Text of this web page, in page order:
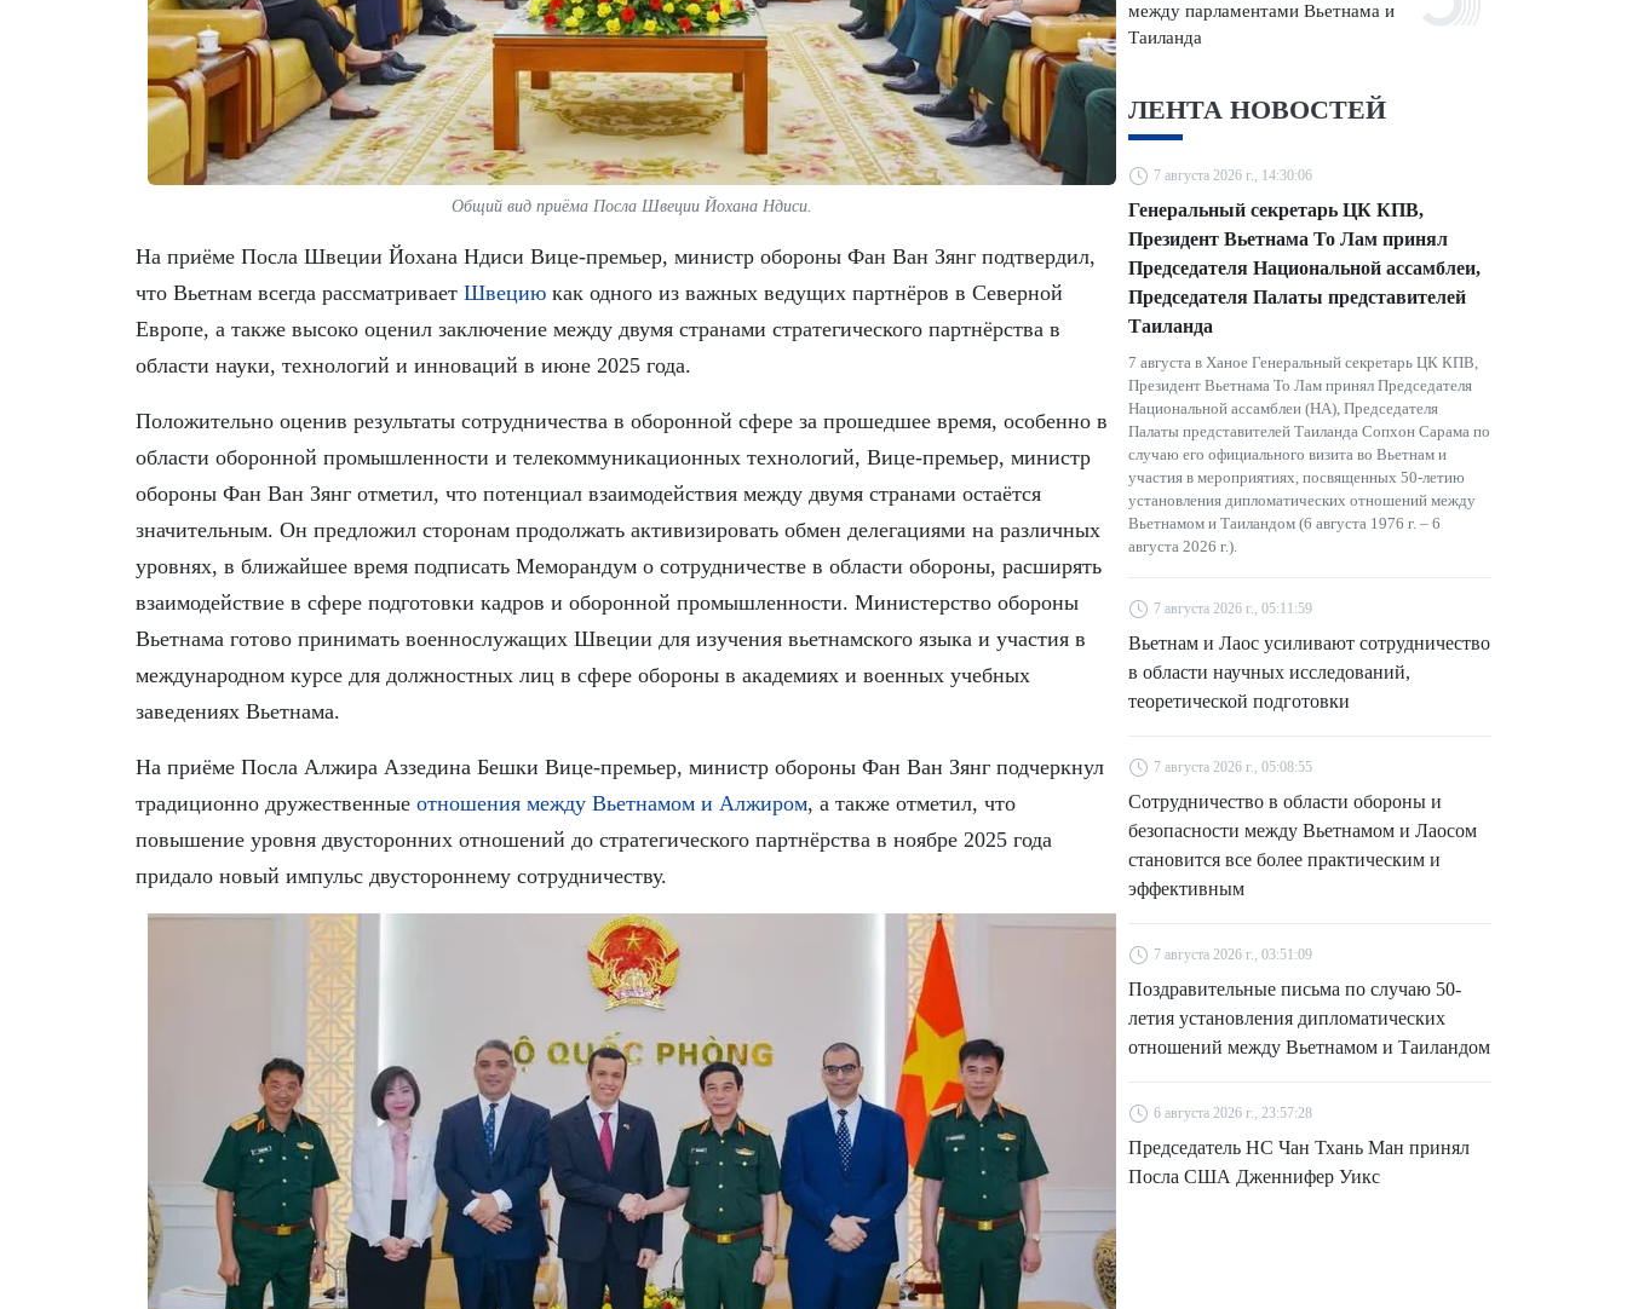
Общий вид приёма Посла Швеции Йохана Ндиси.
На приёме Посла Швеции Йохана Ндиси Вице-премьер, министр обороны Фан Ван Зянг подтвердил,
что Вьетнам всегда рассматривает Швецию как одного из важных ведущих партнёров в Северной
Европе, а также высоко оценил заключение между двумя странами стратегического партнёрства в
области науки, технологий и инноваций в июне 2025 года.
Положительно оценив результаты сотрудничества в оборонной сфере за прошедшее время, особенно в
области оборонной промышленности и телекоммуникационных технологий, Вице-премьер, министр
обороны Фан Ван Зянг отметил, что потенциал взаимодействия между двумя странами остаётся
значительным. Он предложил сторонам продолжать активизировать обмен делегациями на различных
уровнях, в ближайшее время подписать Меморандум о сотрудничестве в области обороны, расширять
взаимодействие в сфере подготовки кадров и оборонной промышленности. Министерство обороны
Вьетнама готово принимать военнослужащих Швеции для изучения вьетнамского языка и участия в
международном курсе для должностных лиц в сфере обороны в академиях и военных учебных
заведениях Вьетнама.
На приёме Посла Алжира Аззедина Бешки Вице-премьер, министр обороны Фан Ван Зянг подчеркнул
традиционно дружественные отношения между Вьетнамом и Алжиром, а также отметил, что
повышение уровня двусторонних отношений до стратегического партнёрства в ноябре 2025 года
придало новый импульс двустороннему сотрудничеству.
между парламентами Вьетнама и
Таиланда
ЛЕНТА НОВОСТЕЙ
7 августа 2026 г., 14:30:06
Генеральный секретарь ЦК КПВ,
Президент Вьетнама То Лам принял
Председателя Национальной ассамблеи,
Председателя Палаты представителей
Таиланда
7 августа в Ханое Генеральный секретарь ЦК КПВ,
Президент Вьетнама То Лам принял Председателя
Национальной ассамблеи (НА), Председателя
Палаты представителей Таиланда Сопхон Сарама по
случаю его официального визита во Вьетнам и
участия в мероприятиях, посвященных 50-летию
установления дипломатических отношений между
Вьетнамом и Таиландом (6 августа 1976 г. – 6
августа 2026 г.).
7 августа 2026 г., 05:11:59
Вьетнам и Лаос усиливают сотрудничество
в области научных исследований,
теоретической подготовки
7 августа 2026 г., 05:08:55
Сотрудничество в области обороны и
безопасности между Вьетнамом и Лаосом
становится все более практическим и
эффективным
7 августа 2026 г., 03:51:09
Поздравительные письма по случаю 50-
летия установления дипломатических
отношений между Вьетнамом и Таиландом
6 августа 2026 г., 23:57:28
Председатель НС Чан Тхань Ман принял
Посла США Дженнифер Уикс